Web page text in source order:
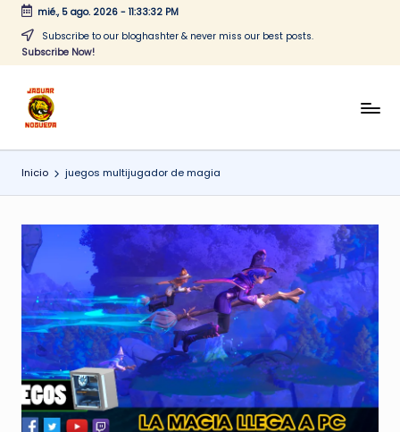
Saltar
mié., 5 ago. 2026- 11:33:32 PM
Subscribe to our bloghashter & never miss our best posts.
Subscribe Now!
J
a
g
a
r
N
o
g
u
e
CONTENIDO
Inicio juegos multijugador de magia